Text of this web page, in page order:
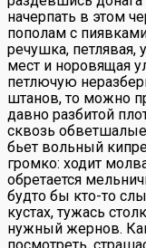
начерпать в этом
пополам с
речушка, петлявая,
мест и норовящая
петлючую
штанов, то можно
давно разбитой
сквозь
бьет вольный
громко: ходит
обретается
будто бы кто-то
кустах, тужась
нужный жернов.